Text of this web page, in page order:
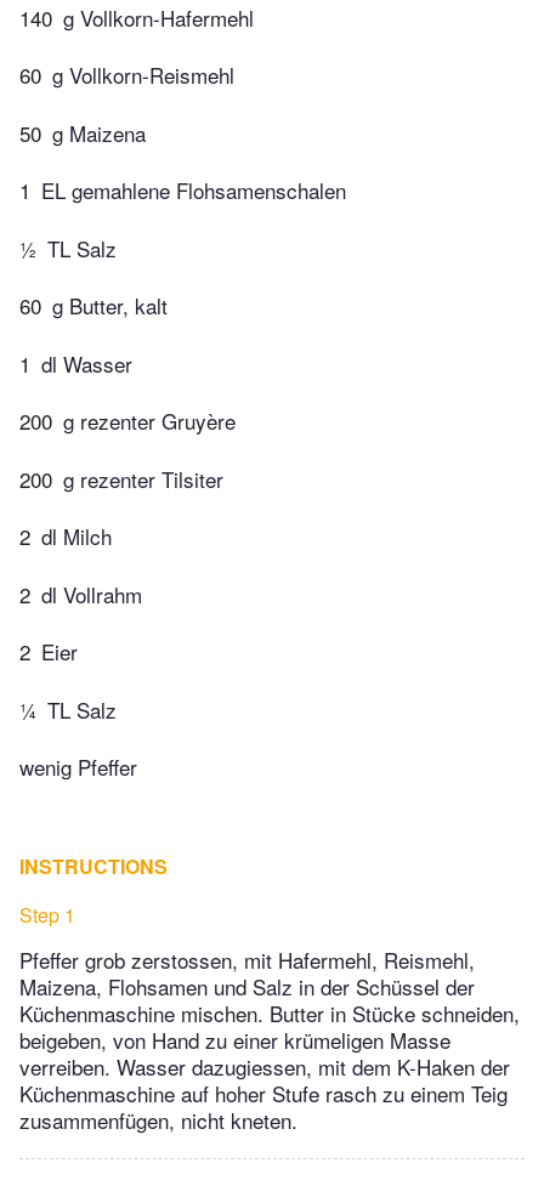
140 g Vollkorn-Hafermehl
60 g Vollkorn-Reismehl
50 g Maizena
1 EL gemahlene Flohsamenschalen
½ TL Salz
60 g Butter, kalt
1 dl Wasser
200 g rezenter Gruyère
200 g rezenter Tilsiter
2 dl Milch
2 dl Vollrahm
2 Eier
¼ TL Salz
wenig Pfeffer
INSTRUCTIONS
Step 1
Pfeffer grob zerstossen, mit Hafermehl, Reismehl,
Maizena, Flohsamen und Salz in der Schüssel der
Küchenmaschine mischen. Butter in Stücke schneiden,
beigeben, von Hand zu einer krümeligen Masse
verreiben. Wasser dazugiessen, mit dem K-Haken der
Küchenmaschine auf hoher Stufe rasch zu einem Teig
zusammenfügen, nicht kneten.